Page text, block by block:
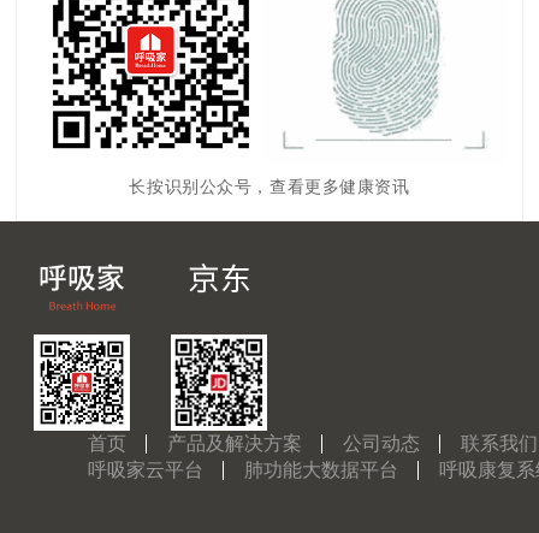
长按识别公众号，查看更多健康资讯
首页 产品及解决方案 公司动态
联系我们
呼吸家云平台
肺功能大数据平台 呼吸康复